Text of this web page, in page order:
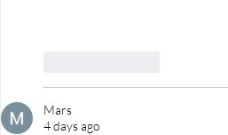
Mars
4 days ago